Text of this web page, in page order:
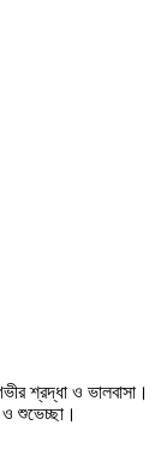
শ্রদ্ধা ও ভালবাসা।
ও শুভেচ্ছা।